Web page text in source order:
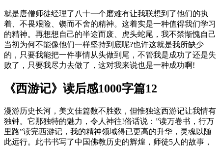
就是唐僧师徒经理了八十一个磨难有让我联想到了他们的执
着、不畏艰险、锲而不舍的精神。这着实是一种值得我们学习
的精神。再想想自己的半途而废、虎头蛇尾，我不禁惭愧自己
当初为何不能像他们一样坚持到底呢?也许这就是我所缺少
的，只要我能把一件事情从头做到尾，不管我是成功了还是失
败了，只要我尽力去做了，这对我来说也是一种成功啊!
《西游记》读后感1000字篇12
漫游历史长河，美文佳篇数不胜数，但惟独这西游记让我情有
独钟。它那独特的魅力，令人神往!俗话说：”读万卷书，行万
里路”读完西游记，我的精神领域得已更高的升华，灵魂以随
此远行。此书书写了中国佛教历史的辉煌，师徒5人的故事，